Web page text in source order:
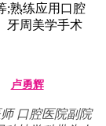
;熟练应用口腔
牙周美学手术
卢勇辉
口腔医院副院